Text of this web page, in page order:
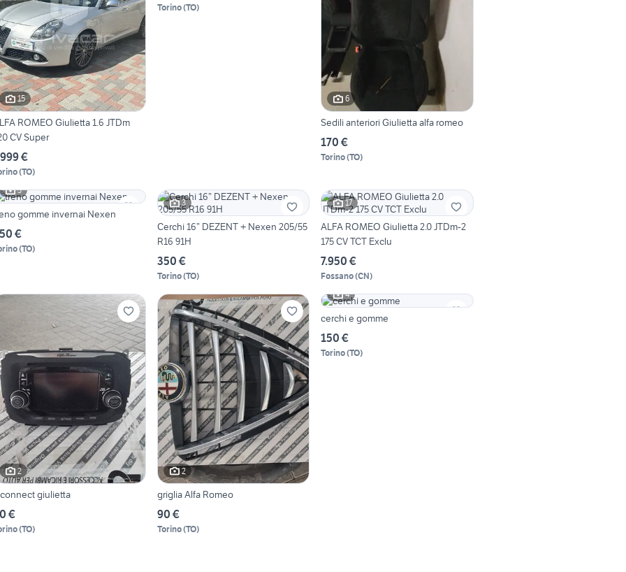
15
ROMEO Giulietta 1.6 JTDm
CV Super
€
(TO)
Torino(TO)
6
Sedili anteriori Giulietta alfa romeo
170 €
Torino(TO)
3
treno gomme invernai Nexen
€
(TO)
3
Cerchi 16” DEZENT + Nexen 205/55
R16 91H
350 €
Torino(TO)
17
ALFA ROMEO Giulietta 2.0 JTDm-2
175 CV TCT Exclu
7.950 €
Fossano(CN)
2
giulietta
€
(TO)
2
griglia Alfa Romeo
90 €
Torino(TO)
4
cerchi e gomme
150 €
Torino(TO)